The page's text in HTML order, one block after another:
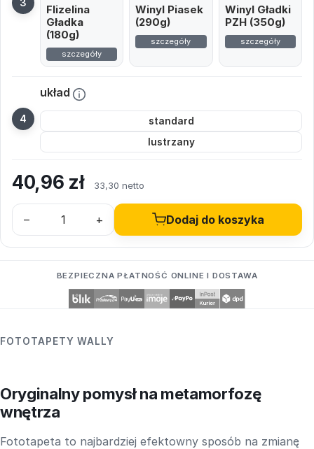
Flizelina
Gładka
(180g)
szczegóły
Winyl Piasek
(290g)
szczegóły
Winyl Gładki
PZH (350g)
szczegóły
układ
standard
lustrzany
40,96 zł 33,30 netto
– + Dodaj do koszyka
BEZPIECZNA PŁATNOŚĆ ONLINE I DOSTAWA
FOTOTAPETY WALLY
Oryginalny pomysł na metamorfozę
wnętrza
Fototapeta to najbardziej efektowny sposób na zmianę